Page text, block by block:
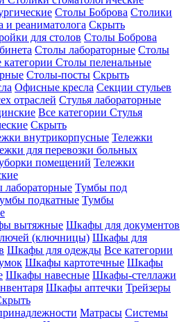
Столы Боброва Столики
и реаниматолога Скрыть
для столов Столы Боброва
Столы лабораторные Столы
категории Столы пеленальные
Столы-посты Скрыть
Офисные кресла Секции стульев
отраслей Стулья лабораторные
Все категории Стулья
Скрыть
внутрикорпусные Тележки
для перевозки больных
помещений Тележки
лабораторные Тумбы под
подкатные Тумбы
вытяжные Шкафы для документов
(ключницы) Шкафы для
Шкафы для одежды Все категории
Шкафы картотечные Шкафы
Шкафы навесные Шкафы-стеллажи
Шкафы аптечки Трейзеры
Матрасы Системы